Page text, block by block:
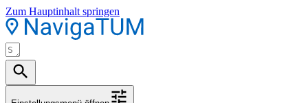
Zum Hauptinhalt springen